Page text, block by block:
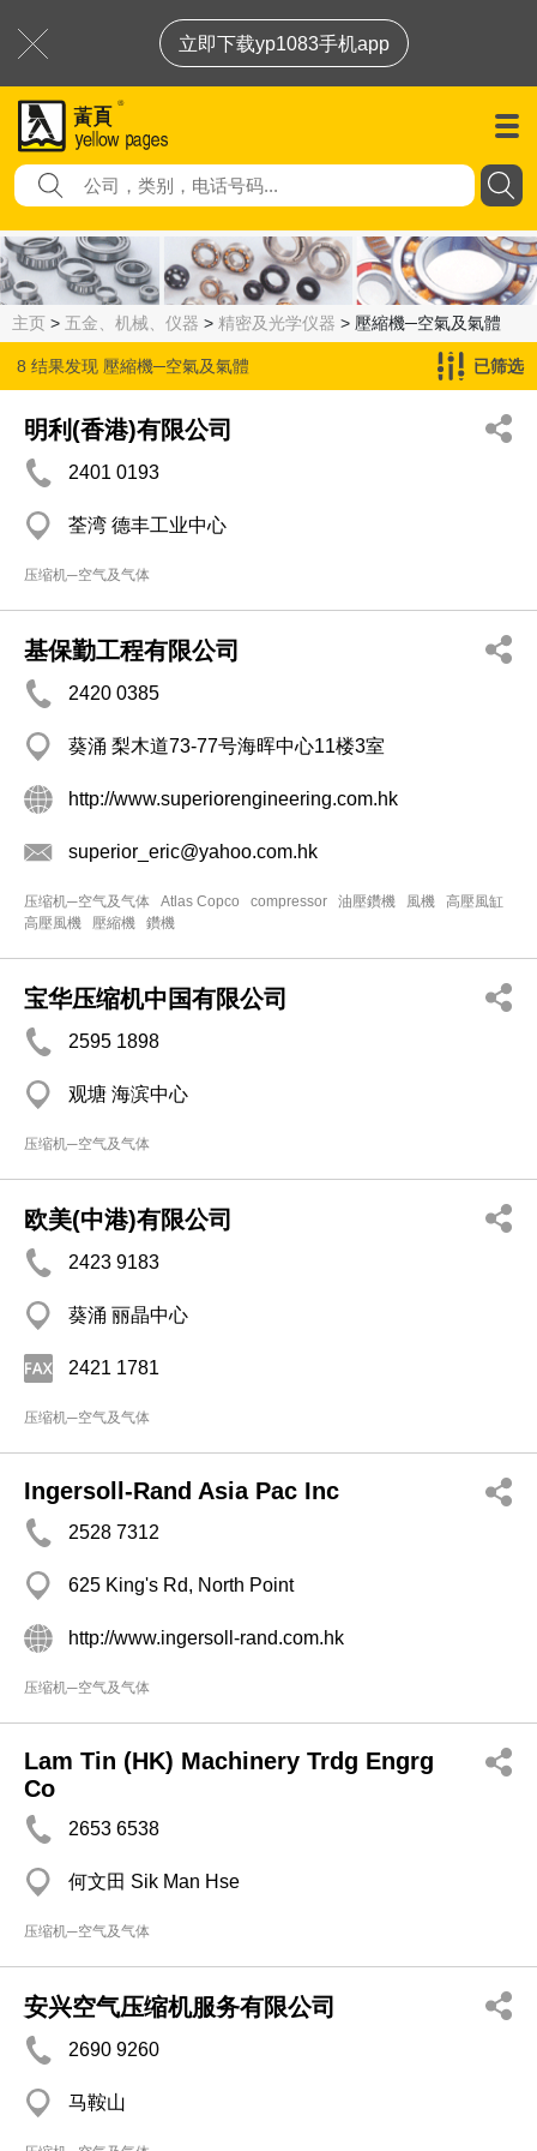
立即下载yp1083手机app
主页 > 五金、机械、仪器 > 精密及光学仪器 > 壓縮機─空氣及氣體
8 结果发现 壓縮機─空氣及氣體 已筛选
明利(香港)有限公司
2401 0193
荃湾 德丰工业中心
压缩机─空气及气体
基保勤工程有限公司
2420 0385
葵涌 梨木道73-77号海晖中心11楼3室
http://www.superiorengineering.com.hk
superior_eric@yahoo.com.hk
压缩机─空气及气体 Atlas Copco compressor 油壓鑽機 風機
高壓風缸
高壓風機
壓縮機 鑽機
宝华压缩机中国有限公司
2595 1898
观塘 海滨中心
压缩机─空气及气体
欧美(中港)有限公司
2423 9183
葵涌 丽晶中心
2421 1781
压缩机─空气及气体
Ingersoll-Rand Asia Pac Inc
2528 7312
625 King's Rd, North Point
http://www.ingersoll-rand.com.hk
压缩机─空气及气体
Lam Tin (HK) Machinery Trdg Engrg
Co
2653 6538
何文田 Sik Man Hse
压缩机─空气及气体
安兴空气压缩机服务有限公司
2690 9260
马鞍山